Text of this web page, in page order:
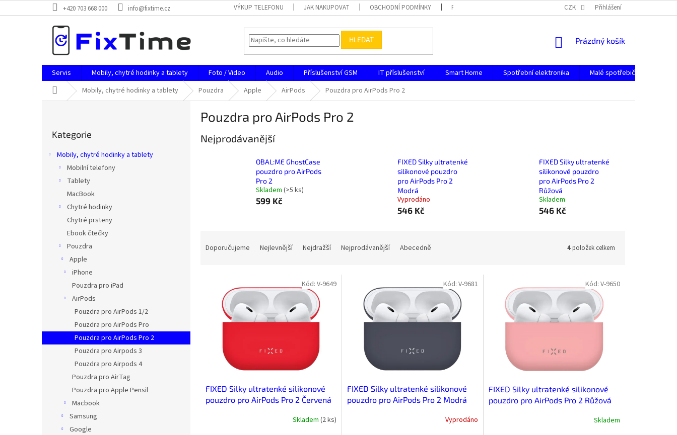
na
+420 703 668 000 info@fixtime.cz VÝKUP TELEFONU JAK NAKUPOVAT OBCHODNÍ PODMÍNKY PODMÍNKY OCHRANY OSOBNÍCH ÚDAJŮ CZK Přihlášení
HLEDAT
NÁKUPNÍ
Prázdný košík
Servis Mobily, chytré hodinky a tablety Foto / Video Audio Příslušenství GSM IT příslušenství Smart Home Spotřební elektronika Malé spotřebiče
Domů Mobily, chytré hodinky a tablety Pouzdra Apple AirPods Pouzdra pro AirPods Pro 2
kategorie
Kategorie
Mobily, chytré hodinky a tablety
Mobilní telefony
Tablety
MacBook
Chytré hodinky
Chytré prsteny
Ebook čtečky
Pouzdra
Apple
iPhone
Pouzdra pro iPad
AirPods
Pouzdra pro AirPods 1/2
Pouzdra pro AirPods Pro
Pouzdra pro AirPods Pro 2
Pouzdra pro Airpods 3
Pouzdra pro Airpods 4
Pouzdra pro AirTag
Pouzdra pro Apple Pensil
Macbook
Samsung
Google
Pouzdra pro AirPods Pro 2
Nejprodávanější
OBAL:ME GhostCase
pouzdro pro AirPods
Pro 2
Skladem (>5 ks)
599 Kč
FIXED Silky ultratenké
silikonové pouzdro
pro AirPods Pro 2
Modrá
Vyprodáno
546 Kč
FIXED Silky ultratenké
silikonové pouzdro
pro AirPods Pro 2
Růžová
Skladem
546 Kč
Doporučujeme Nejlevnější Nejdražší Nejprodávanější Abecedně 4položek celkem
FIXED Silky ultratenké silikonové
pouzdro pro AirPods Pro 2 Červená
Skladem (2 ks)
Kód: V-9649
FIXED Silky ultratenké silikonové
pouzdro pro AirPods Pro 2 Modrá
Vyprodáno
Kód: V-9681
FIXED Silky ultratenké silikonové
pouzdro pro AirPods Pro 2 Růžová
Skladem
Kód: V-9650